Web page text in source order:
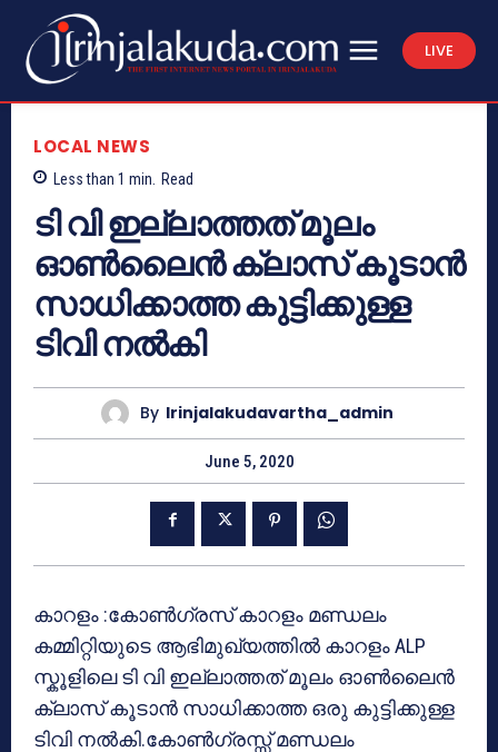
LIVE
LOCAL NEWS
Less than 1 min. Read
ടി വി ഇല്ലാത്തത് മൂലം
ഓൺലൈൻ ക്ലാസ് കൂടാൻ
സാധിക്കാത്ത കുട്ടിക്കുള്ള
ടിവി നൽകി
By Irinjalakudavartha_admin
June 5, 2020
കാറളം :കോൺഗ്രസ് കാറളം മണ്ഡലം
കമ്മിറ്റിയുടെ ആഭിമുഖ്യത്തിൽ കാറളം ALP
സ്കൂളിലെ ടി വി ഇല്ലാത്തത് മൂലം ഓൺലൈൻ
ക്ലാസ് കൂടാൻ സാധിക്കാത്ത ഒരു കുട്ടിക്കുള്ള
ടിവി നൽകി.കോൺഗ്രസ്സ് മണ്ഡലം